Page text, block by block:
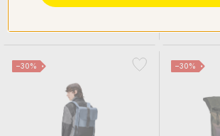
−30% −30%